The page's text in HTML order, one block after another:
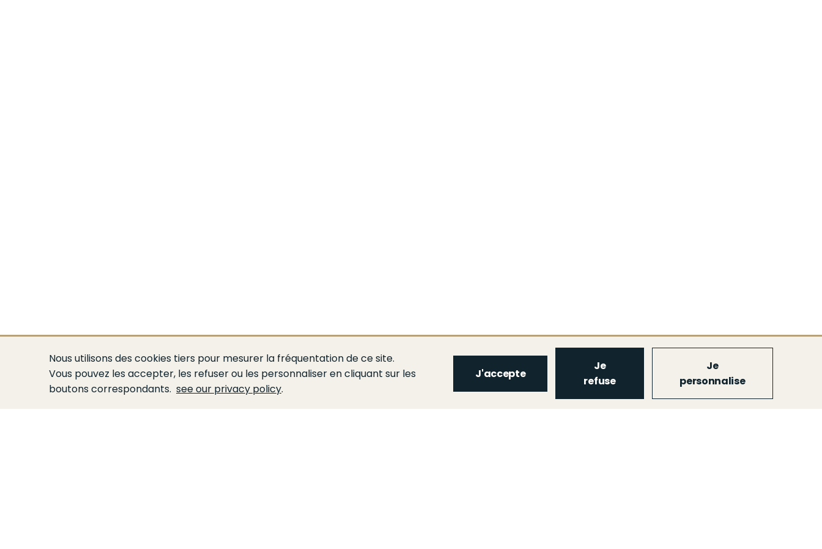
Nous utilisons des cookies tiers pour mesurer la fréquentation de ce site.
Vous pouvez les accepter, les refuser ou les personnaliser en cliquant sur les
boutons correspondants. see our privacy policy.
J'accepte
Je
refuse
Je
personnalise